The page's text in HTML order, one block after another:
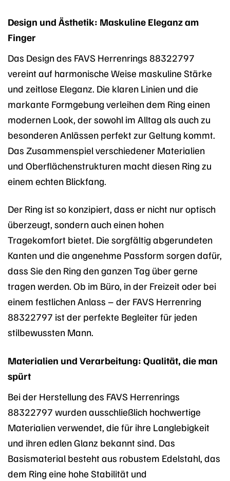
Design und Ästhetik: Maskuline Eleganz am
Finger
Das Design des FAVS Herrenrings 88322797
vereint auf harmonische Weise maskuline Stärke
und zeitlose Eleganz. Die klaren Linien und die
markante Formgebung verleihen dem Ring einen
modernen Look, der sowohl im Alltag als auch zu
besonderen Anlässen perfekt zur Geltung kommt.
Das Zusammenspiel verschiedener Materialien
und Oberflächenstrukturen macht diesen Ring zu
einem echten Blickfang.
Der Ring ist so konzipiert, dass er nicht nur optisch
überzeugt, sondern auch einen hohen
Tragekomfort bietet. Die sorgfältig abgerundeten
Kanten und die angenehme Passform sorgen dafür,
dass Sie den Ring den ganzen Tag über gerne
tragen werden. Ob im Büro, in der Freizeit oder bei
einem festlichen Anlass – der FAVS Herrenring
88322797 ist der perfekte Begleiter für jeden
stilbewussten Mann.
Materialien und Verarbeitung: Qualität, die man
spürt
Bei der Herstellung des FAVS Herrenrings
88322797 wurden ausschließlich hochwertige
Materialien verwendet, die für ihre Langlebigkeit
und ihren edlen Glanz bekannt sind. Das
Basismaterial besteht aus robustem Edelstahl, das
dem Ring eine hohe Stabilität und